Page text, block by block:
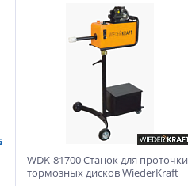
WDK-81700 Станок для проточки
тормозных дисков WiederKraft